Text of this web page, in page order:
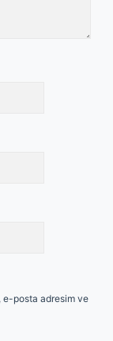
e-posta adresim ve